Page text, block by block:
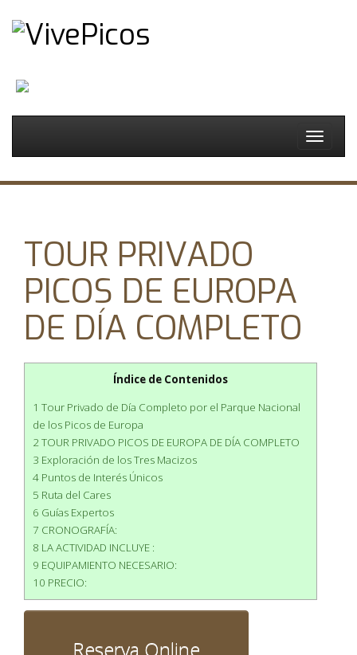
Toggle
TOUR PRIVADO
PICOS DE EUROPA
DE DÍA COMPLETO
Índice de Contenidos
1 Tour Privado de Día Completo por el Parque Nacional
de los Picos de Europa
2 TOUR PRIVADO PICOS DE EUROPA DE DÍA COMPLETO
3 Exploración de los Tres Macizos
4 Puntos de Interés Únicos
5 Ruta del Cares
6 Guías Expertos
7 CRONOGRAFÍA:
8 LA ACTIVIDAD INCLUYE :
9 EQUIPAMIENTO NECESARIO:
10 PRECIO: